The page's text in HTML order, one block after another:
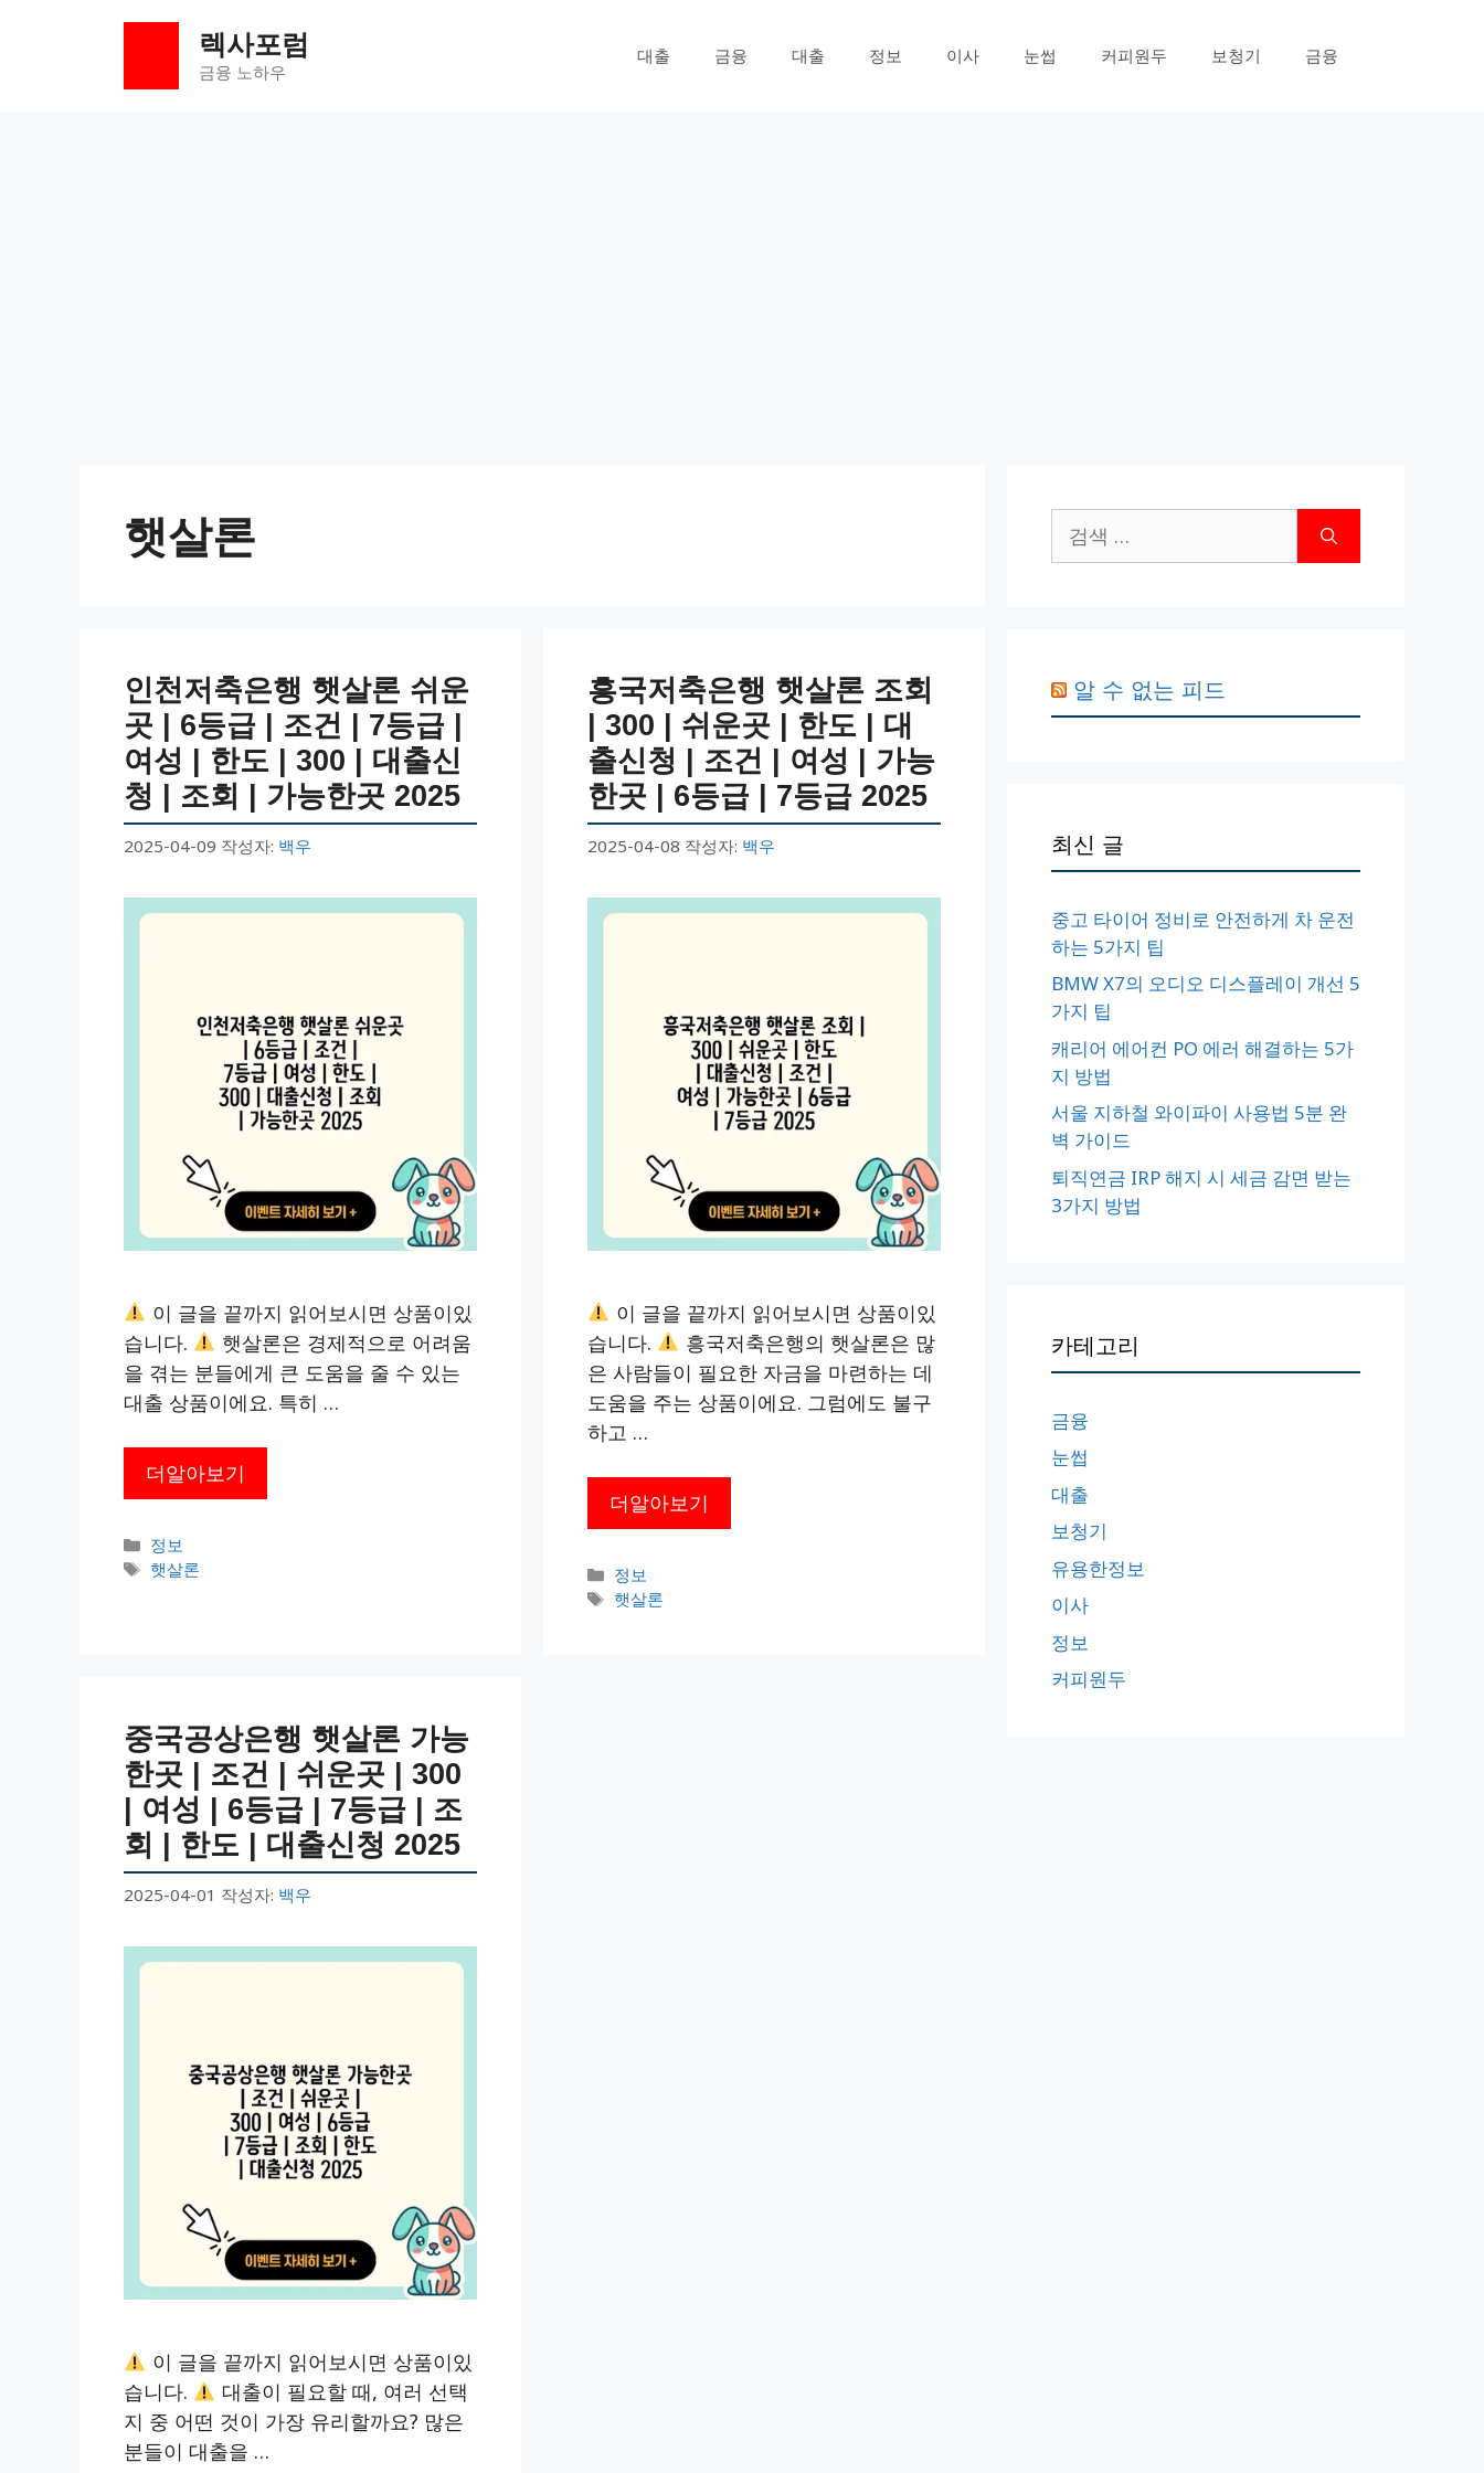
렉사포럼
금융 노하우
대출 금융 대출 정보 이사 눈썹 커피원두 보청기 금융
햇살론
인천저축은행 햇살론 쉬운
곳 | 6등급 | 조건 | 7등급 |
여성 | 한도 | 300 | 대출신
청 | 조회 | 가능한곳 2025
2025-04-09 작성자: 백우
이 글을 끝까지 읽어보시면 상품이있
습니다.
햇살론은 경제적으로 어려움
을 겪는 분들에게 큰 도움을 줄 수 있는
대출 상품이에요. 특히 …
더알아보기
카
테
정보
태
햇살론
흥국저축은행 햇살론 조회
| 300 | 쉬운곳 | 한도 | 대
출신청 | 조건 | 여성 | 가능
한곳 | 6등급 | 7등급 2025
2025-04-08 작성자: 백우
이 글을 끝까지 읽어보시면 상품이있
습니다.
흥국저축은행의 햇살론은 많
은 사람들이 필요한 자금을 마련하는 데
도움을 주는 상품이에요. 그럼에도 불구
하고 …
더알아보기
카
테
정보
태
햇살론
중국공상은행 햇살론 가능
한곳 | 조건 | 쉬운곳 | 300
| 여성 | 6등급 | 7등급 | 조
회 | 한도 | 대출신청 2025
2025-04-01 작성자: 백우
이 글을 끝까지 읽어보시면 상품이있
습니다.
대출이 필요할 때, 여러 선택
지 중 어떤 것이 가장 유리할까요? 많은
분들이 대출을 …
색:
알 수 없는 피드
최신 글
중고 타이어 정비로 안전하게 차 운전
하는 5가지 팁
BMW X7의 오디오 디스플레이 개선 5
가지 팁
캐리어 에어컨 PO 에러 해결하는 5가
지 방법
서울 지하철 와이파이 사용법 5분 완
벽 가이드
퇴직연금 IRP 해지 시 세금 감면 받는
3가지 방법
카테고리
금융
눈썹
대출
보청기
유용한정보
이사
정보
커피원두